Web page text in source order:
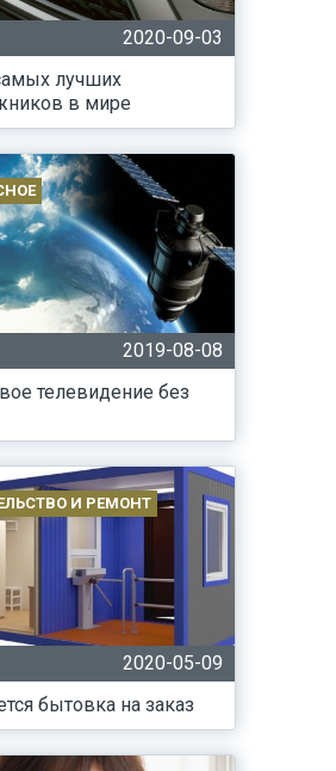
2020-09-03
лучших
в мире
2019-08-08
телевидение без
И РЕМОНТ
2020-05-09
бытовка на заказ